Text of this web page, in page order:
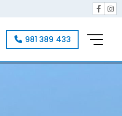
981 389 433